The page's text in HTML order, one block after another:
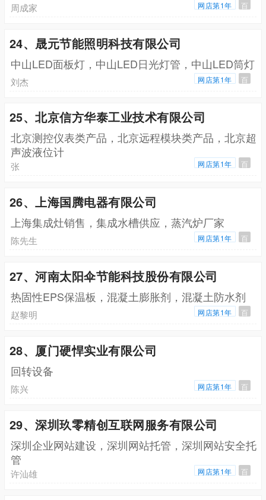
周成家 网店第1年 百
24、晟元节能照明科技有限公司
中山LED面板灯，中山LED日光灯管，中山LED筒灯
刘杰 网店第1年 百
25、北京信方华泰工业技术有限公司
北京测控仪表类产品，北京远程模块类产品，北京超
声波液位计
张 网店第1年 百
26、上海国腾电器有限公司
上海集成灶销售，集成水槽供应，蒸汽炉厂家
陈先生 网店第1年 百
27、河南太阳伞节能科技股份有限公司
热固性EPS保温板，混凝土膨胀剂，混凝土防水剂
赵黎明 网店第1年 百
28、厦门硬悍实业有限公司
回转设备
陈兴 网店第1年 百
29、深圳玖零精创互联网服务有限公司
深圳企业网站建设，深圳网站托管，深圳网站安全托
管
许汕雄 网店第1年 百